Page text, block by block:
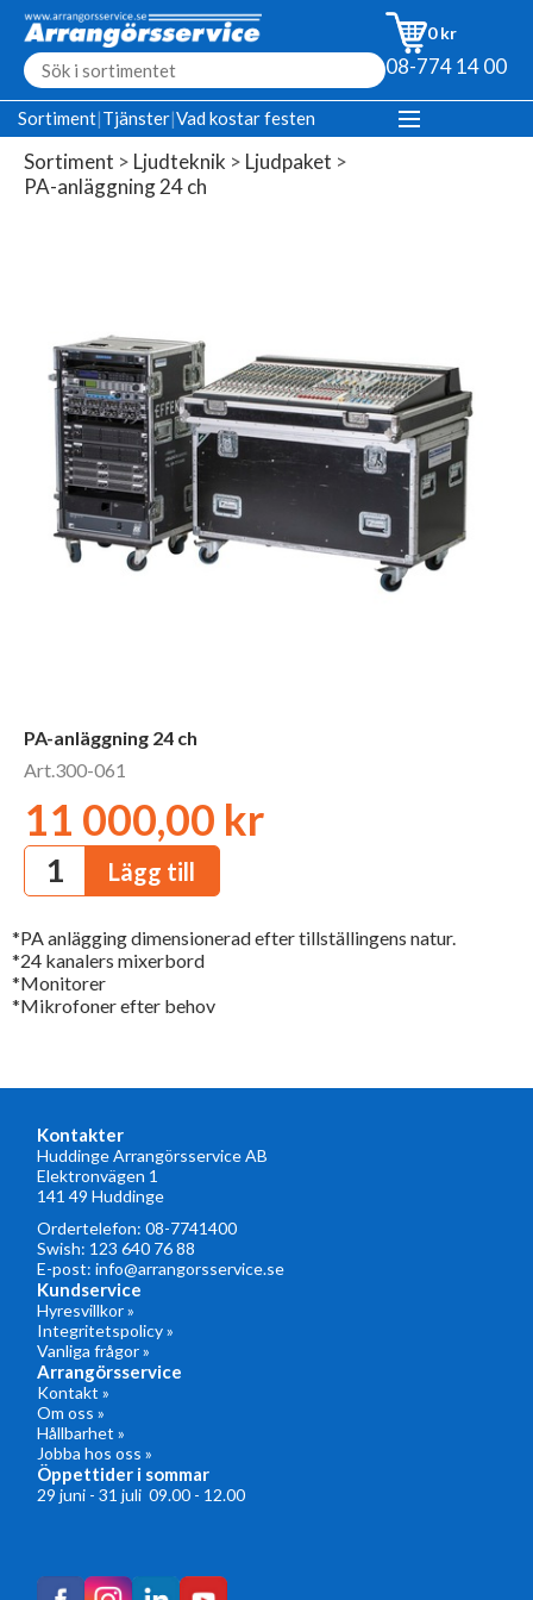
0 kr
08-774 14 00
Sortiment|Tjänster|Vad kostar festen
Sortiment > Ljudteknik > Ljudpaket >
PA-anläggning 24 ch
PA-anläggning 24 ch
Art.300-061
11 000,00 kr
*PA anlägging dimensionerad efter tillställingens natur.
*24 kanalers mixerbord
*Monitorer
*Mikrofoner efter behov
Kontakter
Huddinge Arrangörsservice AB
Elektronvägen 1
141 49 Huddinge
Ordertelefon: 08-7741400
Swish: 123 640 76 88
E-post: info@arrangorsservice.se
Kundservice
Hyresvillkor »
Integritetspolicy »
Vanliga frågor »
Arrangörsservice
Kontakt »
Om oss »
Hållbarhet »
Jobba hos oss »
Öppettider i sommar
29 juni - 31 juli 09.00 - 12.00